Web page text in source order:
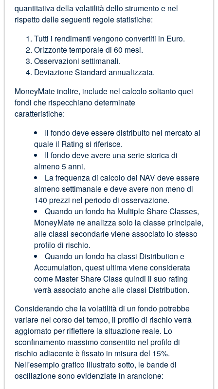
quantitativa della volatilità dello strumento e nel
rispetto delle seguenti regole statistiche:
Tutti i rendimenti vengono convertiti in Euro.
Orizzonte temporale di 60 mesi.
Osservazioni settimanali.
Deviazione Standard annualizzata.
MoneyMate inoltre, include nel calcolo soltanto quei
fondi che rispecchiano determinate
caratteristiche:
Il fondo deve essere distribuito nel mercato al
quale il Rating si riferisce.
Il fondo deve avere una serie storica di
almeno 5 anni.
La frequenza di calcolo dei NAV deve essere
almeno settimanale e deve avere non meno di
140 prezzi nel periodo di osservazione.
Quando un fondo ha Multiple Share Classes,
MoneyMate ne analizza solo la classe principale,
alle classi secondarie viene associato lo stesso
profilo di rischio.
Quando un fondo ha classi Distribution e
Accumulation, quest ultima viene considerata
come Master Share Class quindi il suo rating
verrà associato anche alle classi Distribution.
Considerando che la volatilità di un fondo potrebbe
variare nel corso del tempo, il profilo di rischio verrà
aggiornato per riflettere la situazione reale. Lo
sconfinamento massimo consentito nel profilo di
rischio adiacente è fissato in misura del 15%.
Nell'esempio grafico illustrato sotto, le bande di
oscillazione sono evidenziate in arancione: